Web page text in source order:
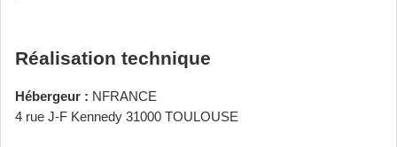
Réalisation technique
Hébergeur : NFRANCE
4 rue J-F Kennedy 31000 TOULOUSE